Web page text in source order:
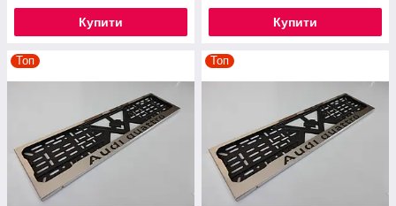
Купити Купити
Топ Топ